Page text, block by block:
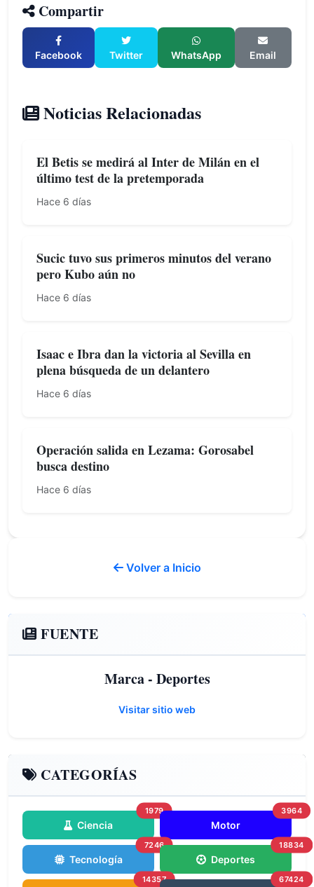
Compartir
Facebook Twitter WhatsApp Email
Noticias Relacionadas
El Betis se medirá al Inter de Milán en el
último test de la pretemporada
Hace 6 días
Sucic tuvo sus primeros minutos del verano
pero Kubo aún no
Hace 6 días
Isaac e Ibra dan la victoria al Sevilla en
plena búsqueda de un delantero
Hace 6 días
Operación salida en Lezama: Gorosabel
busca destino
Hace 6 días
Volver a Inicio
FUENTE
Marca - Deportes
Visitar sitio web
CATEGORÍAS
Ciencia
1979
Motor
3964
Tecnología
7246
Deportes
18834
14357 67424